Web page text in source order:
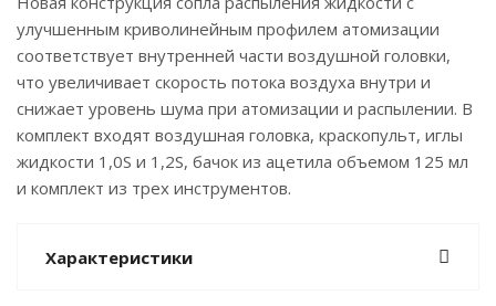
улучшенным криволинейным профилем атомизации
соответствует внутренней части воздушной головки,
что увеличивает скорость потока воздуха внутри и
снижает уровень шума при атомизации и распылении. В
комплект входят воздушная головка, краскопульт, иглы
жидкости 1,0S и 1,2S, бачок из ацетила объемом 125 мл
и комплект из трех инструментов.
Характеристики